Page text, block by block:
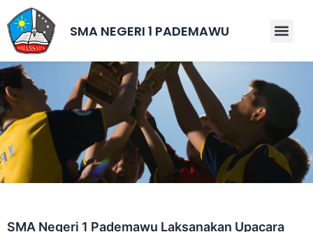
to
content
SMA NEGERI 1 PADEMAWU
SMA Negeri 1 Pademawu Laksanakan Upacara